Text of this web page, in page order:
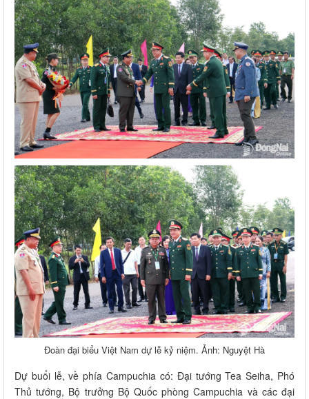
Đoàn đại biểu Việt Nam dự lễ kỷ niệm. Ảnh: Nguyệt Hà
Dự buổi lễ, về phía Campuchia có: Đại tướng Tea Seiha, Phó
Thủ tướng, Bộ trưởng Bộ Quốc phòng Campuchia và các đại